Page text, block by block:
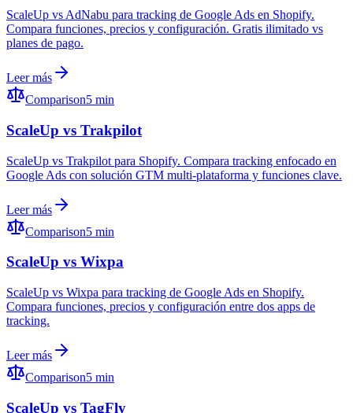
ScaleUp vs AdNabu para tracking de Google Ads en Shopify.
Compara funciones, precios y configuración. Gratis ilimitado vs
planes de pago.
Leer más
Comparison5 min
ScaleUp vs Trakpilot
ScaleUp vs Trakpilot para Shopify. Compara tracking enfocado en
Google Ads con solución GTM multi-plataforma y funciones clave.
Leer más
Comparison5 min
ScaleUp vs Wixpa
ScaleUp vs Wixpa para tracking de Google Ads en Shopify.
Compara funciones, precios y configuración entre dos apps de
tracking.
Leer más
Comparison5 min
ScaleUp vs TagFly